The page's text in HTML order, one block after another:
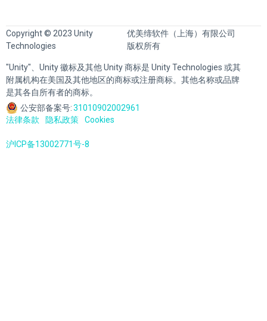
Copyright © 2023 Unity
Technologies
优美缔软件（上海）有限公司
版权所有
"Unity"、Unity 徽标及其他 Unity 商标是 Unity Technologies 或其
附属机构在美国及其他地区的商标或注册商标。其他名称或品牌
是其各自所有者的商标。
公安部备案号:31010902002961
法律条款
隐私政策 Cookies
沪ICP备13002771号-8